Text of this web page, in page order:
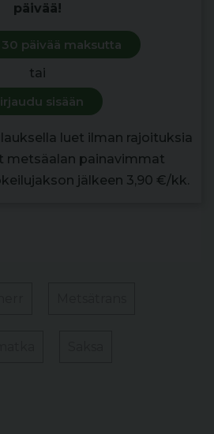
päivää!
päivää maksutta
tai
sisään
luet ilman rajoituksia
metsäalan painavimmat
jälkeen 3,90 €/kk.